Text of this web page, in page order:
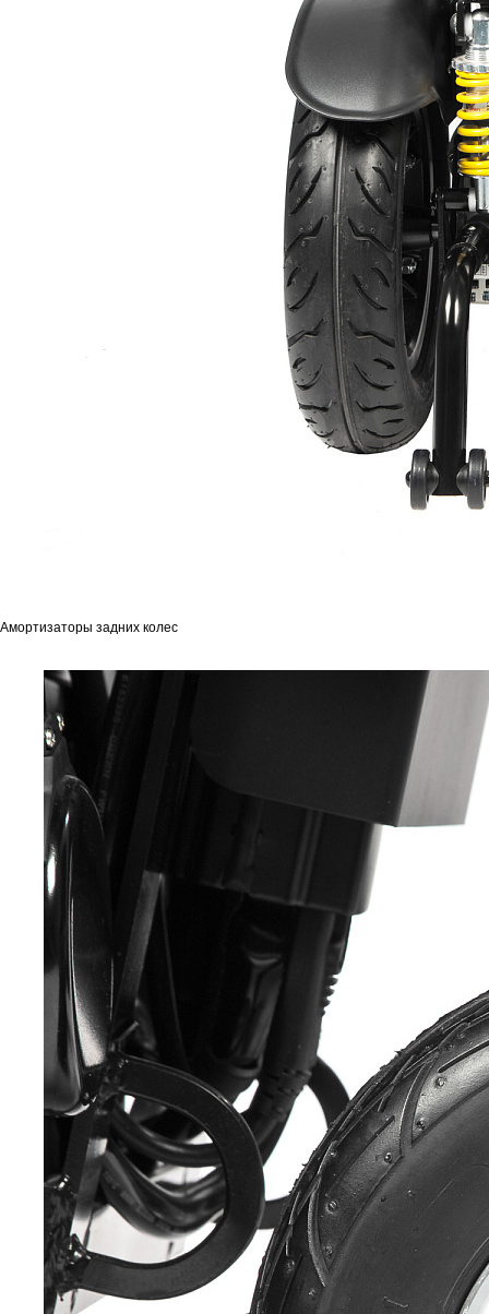
Амортизаторы задних колес